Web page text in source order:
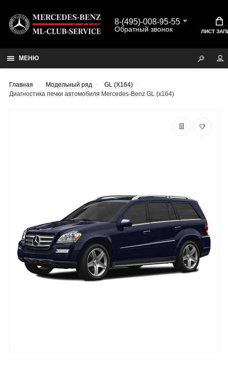
8-(495)-008-95-55
Обратный звонок ЛИСТ
МЕНЮ
Главная Модельный ряд
GL (X164)
Диагностика печки автомобиля Mercedes-Benz GL (x164)